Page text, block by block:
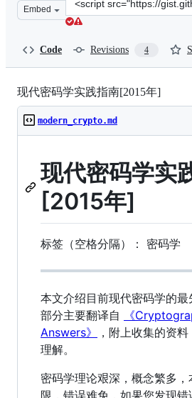
Embed
this
Code Revisions 4
现代密码学实践指南[2015年]
modern_crypto.md
现代密码学实
[2015年]
标签（空格分隔）： 密码学
本文介绍目前现代密码学的
部分主要翻译自
《
Answers》
，附上收集的资
理解。
密码学理论艰深，概念繁多
限，错误难免，如果您发现